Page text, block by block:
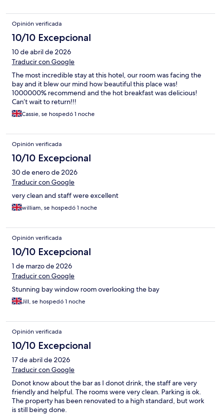
Opinión verificada
10/10 Excepcional
10 de abril de 2026
Traducir con Google
The most incredible stay at this hotel, our room was facing the
bay and it blew our mind how beautiful this place was!
1000000% recommend and the hot breakfast was delicious!
Can’t wait to return!!!
Cassie, se hospedó 1 noche
Opinión verificada
10/10 Excepcional
30 de enero de 2026
Traducir con Google
very clean and staff were excellent
william, se hospedó 1 noche
Opinión verificada
10/10 Excepcional
1 de marzo de 2026
Traducir con Google
Stunning bay window room overlooking the bay
Jill, se hospedó 1 noche
Opinión verificada
10/10 Excepcional
17 de abril de 2026
Traducir con Google
Donot know about the bar as I donot drink, the staff are very
friendly and helpful. The rooms were very clean. Parking is ok.
The property has been renovated to a high standard, but work
is still being done.